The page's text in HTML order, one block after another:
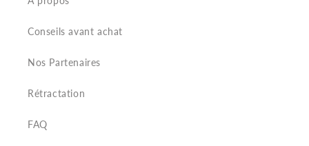
Conseils avant achat
Nos Partenaires
Rétractation
FAQ